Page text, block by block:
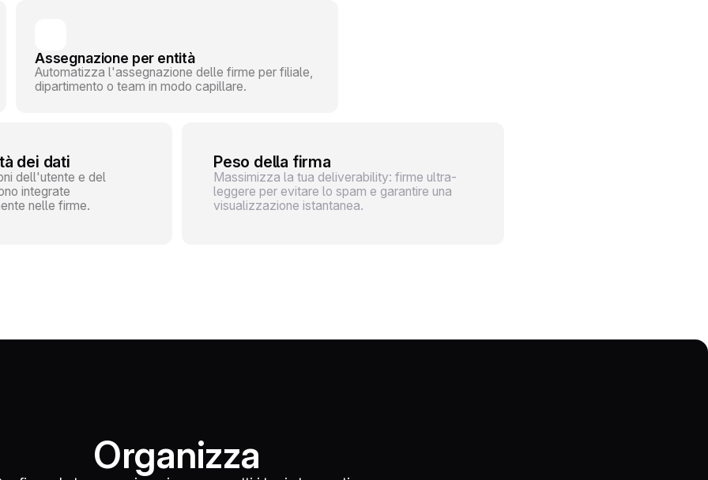
Assegnazione per entità
Automatizza l'assegnazione delle firme per filiale,
dipartimento o team in modo capillare.
dei dati
dell'utente e del
integrate
nelle firme.
Peso della firma
Massimizza la tua deliverability: firme ultra-
leggere per evitare lo spam e garantire una
visualizzazione istantanea.
Organizza